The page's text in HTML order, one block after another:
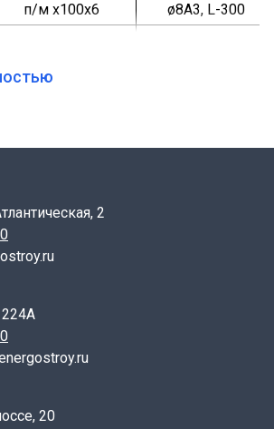
п/м х100х6
ø8А3, L-300
МН - 153 руб.\1 кг. с НДС.,
2
20